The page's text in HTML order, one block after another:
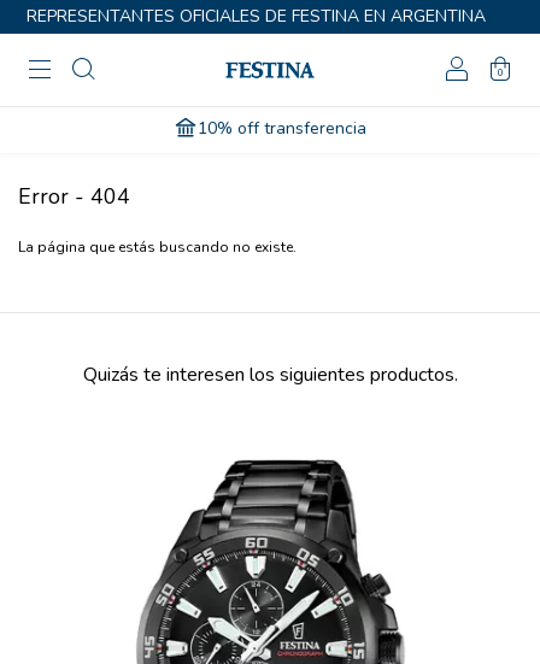
REPRESENTANTES OFICIALES DE FESTINA EN ARGENTINA
0
10% off transferencia
Error - 404
La página que estás buscando no existe.
Quizás te interesen los siguientes productos.